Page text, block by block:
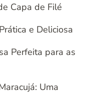
Capa de Filé
e Deliciosa
Perfeita para as
Uma